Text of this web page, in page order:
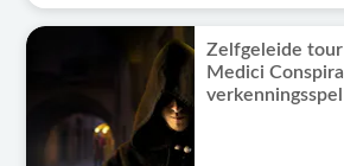
Zelfgeleide
Medici
verkenningsspel